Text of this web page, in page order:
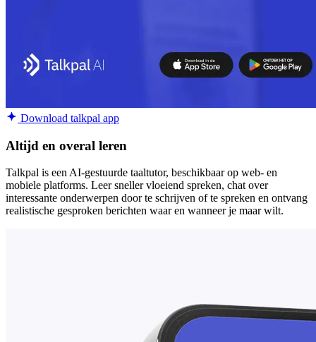
Download talkpal app
Altijd en overal leren
Talkpal is een AI-gestuurde taaltutor, beschikbaar op web- en
mobiele platforms. Leer sneller vloeiend spreken, chat over
interessante onderwerpen door te schrijven of te spreken en ontvang
realistische gesproken berichten waar en wanneer je maar wilt.